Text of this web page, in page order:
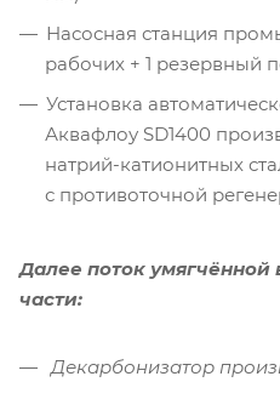
Насосная станция
рабочих + 1 резервный
Установка
Аквафлоу SD1400
натрий-катионитных
с противоточной
Далее поток умягчённой
части:
Декарбонизатор